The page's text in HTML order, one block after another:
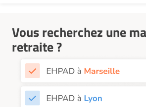
EHPAD Nice
EHPAD Paris
EHPAD Royan
EHPAD Toulouse
Vous recherchez une
retraite ?